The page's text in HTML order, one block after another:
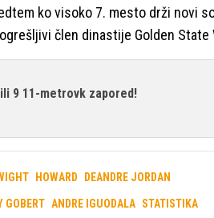
ko visoko 7. mesto drži novi
člen dinastije Golden State
9 11-metrovk zapored!
HOWARD DEANDRE JORDAN
GOBERT ANDRE IGUODALA STATISTIKA